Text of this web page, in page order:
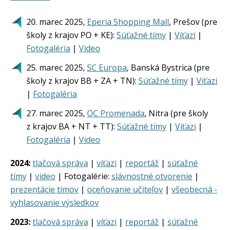
20. marec 2025, Eperia Shopping Mall, Prešov (pre
školy z krajov PO + KE): Súťažné tímy | Víťazi |
Fotogaléria | Video
25. marec 2025, SC Europa, Banská Bystrica (pre
školy z krajov BB + ZA + TN): Súťažné tímy | Víťazi
| Fotogaléria
27. marec 2025, OC Promenada, Nitra (pre školy
z krajov BA + NT + TT): Súťažné tímy | Víťazi |
Fotogaléria | Video
2024:tlačová správa | víťazi | reportáž | súťažné
tímy | video | Fotogalérie: slávnostné otvorenie |
prezentácie tímov | oceňovanie učiteľov | všeobecná -
vyhlasovanie výsledkov
2023:tlačová správa | víťazi | reportáž | súťažné